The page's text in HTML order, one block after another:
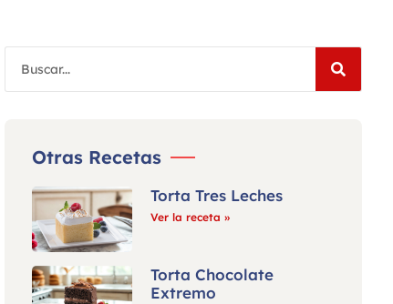
Otras Recetas
Torta Tres Leches
Ver la receta »
Torta Chocolate
Extremo